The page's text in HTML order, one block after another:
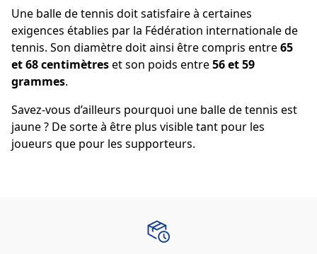
Une balle de tennis doit satisfaire à certaines
exigences établies par la Fédération internationale de
tennis. Son diamètre doit ainsi être compris entre65
et 68 centimètreset son poids entre56 et 59
grammes.
Savez-vous d’ailleurs pourquoi une balle de tennis est
jaune ? De sorte à être plus visible tant pour les
joueurs que pour les supporteurs.